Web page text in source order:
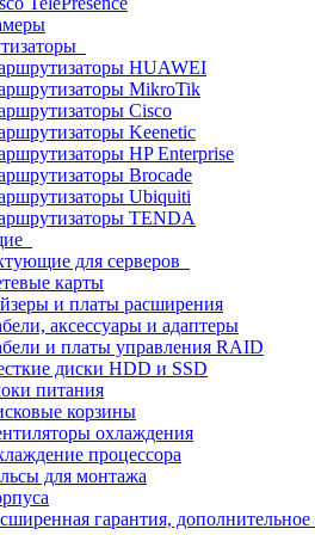
HUAWEI
MikroTik
Cisco
Keenetic
HP Enterprise
Brocade
Ubiquiti
TENDA
для серверов
карты
и платы расширения
аксессуары и адаптеры
и платы управления RAID
диски HDD и SSD
питания
корзины
охлаждения
процессора
для монтажа
гарантия,